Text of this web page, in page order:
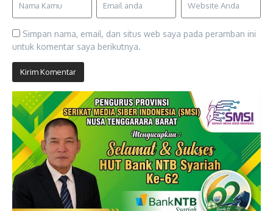
Simpan nama, email, dan situs web saya pada peramban ini
untuk komentar saya berikutnya.